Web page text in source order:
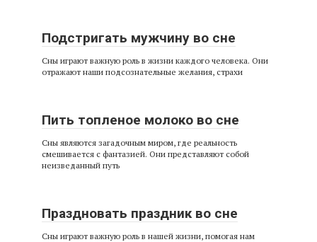
Подстригать мужчину во сне
Сны играют важную роль в жизни каждого человека. Они
отражают наши подсознательные желания, страхи
Пить топленое молоко во сне
Сны являются загадочным миром, где реальность
смешивается с фантазией. Они представляют собой
неизведанный путь
Праздновать праздник во сне
Сны играют важную роль в нашей жизни, помогая нам